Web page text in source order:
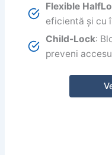
Flexible
eficientă și cu
Child-Lock:
preveni